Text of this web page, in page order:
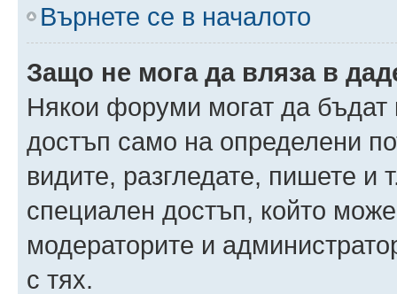
Върнете се в началото
Защо не мога да вляза в
Някои форуми могат да бъдат
достъп само на определени
видите, разгледате, пишете
специален достъп, който
модераторите и
с тях.